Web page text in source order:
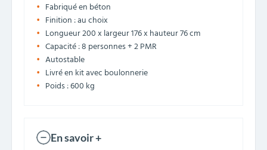
Fabriqué en béton
Finition : au choix
Longueur 200 x largeur 176 x hauteur 76 cm
Capacité : 8 personnes + 2 PMR
Autostable
Livré en kit avec boulonnerie
Poids : 600 kg
En savoir +